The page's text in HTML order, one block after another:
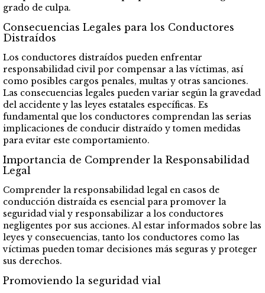
grado de culpa.
Consecuencias Legales para los Conductores
Distraídos
Los conductores distraídos pueden enfrentar
responsabilidad civil por compensar a las víctimas, así
como posibles cargos penales, multas y otras sanciones.
Las consecuencias legales pueden variar según la gravedad
del accidente y las leyes estatales específicas. Es
fundamental que los conductores comprendan las serias
implicaciones de conducir distraído y tomen medidas
para evitar este comportamiento.
Importancia de Comprender la Responsabilidad
Legal
Comprender la responsabilidad legal en casos de
conducción distraída es esencial para promover la
seguridad vial y responsabilizar a los conductores
negligentes por sus acciones. Al estar informados sobre las
leyes y consecuencias, tanto los conductores como las
víctimas pueden tomar decisiones más seguras y proteger
sus derechos.
Promoviendo la seguridad vial